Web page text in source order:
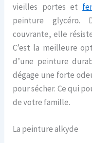
vieilles portes et
peinture glycéro.
couvrante, elle
C’est la meilleure
d’une peinture
dégage une forte
pour sécher. Ce qui
de votre famille.
La peinture alkyde